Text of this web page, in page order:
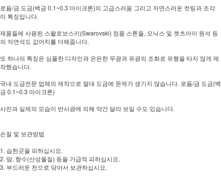
로듐/금 도금(백금 0.1~0.3 마이크론)의 고급스러움 그리고 자연스러운 컷팅과 조각
이 특징입니다.
제품들에 사용된 스왈로보스키(Swarovski) 정품 스톤들, 오닉스 및 켓츠아이 원석 등
의 자연석도 값어치를 더해줍니다.
또 하나의 특징은 심플한 디자인과 은은한 무광과 유광의 조화로 유행을 타지 않게 제
작했습니다.
국내 도금전문 업체의 제작으로 절대 도금에 문제가 생기지 않습니다. 로듐/금 도금(백
금 0.1~0.3 마이크론)
사진과 실제의 모습이 반사광에 의해 약간 달라 보일 수도 있습니다.
손질 및 보관방법
1. 습한곳을 피하십시요.
2. 땀, 향수(산성물질) 등을 가급적 피하십시요.
3. 부드러운 천으로 닦아서 보관하십시요.